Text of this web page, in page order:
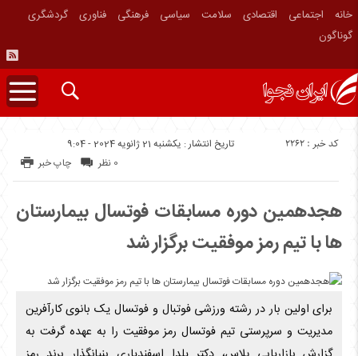
خانه اجتماعی اقتصادی سلامت سیاسی فرهنگی فناوری
گردشگری
گوناگون
تاریخ انتشار : یکشنبه 21 ژانویه 2024 - 9:04 کد خبر : 2262
چاپ خبر 0 نظر
هجدهمین دوره مسابقات فوتسال بیمارستان
ها با تیم رمز موفقیت برگزار شد
برای اولین بار در رشته ورزشی فوتبال و فوتسال یک بانوی کارآفرین
مدیریت و سرپرستی تیم فوتسال رمز موفقیت را به عهده گرفت به